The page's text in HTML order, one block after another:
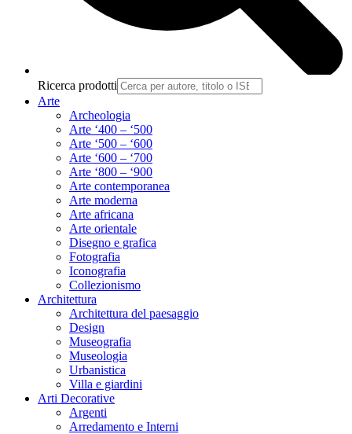
Ricerca prodotti
Arte
Archeologia
Arte ‘400 – ‘500
Arte ‘500 – ‘600
Arte ‘600 – ‘700
Arte ‘800 – ‘900
Arte contemporanea
Arte moderna
Arte africana
Arte orientale
Disegno e grafica
Fotografia
Iconografia
Collezionismo
Architettura
Architettura del paesaggio
Design
Museografia
Museologia
Urbanistica
Villa e giardini
Arti Decorative
Argenti
Arredamento e Interni